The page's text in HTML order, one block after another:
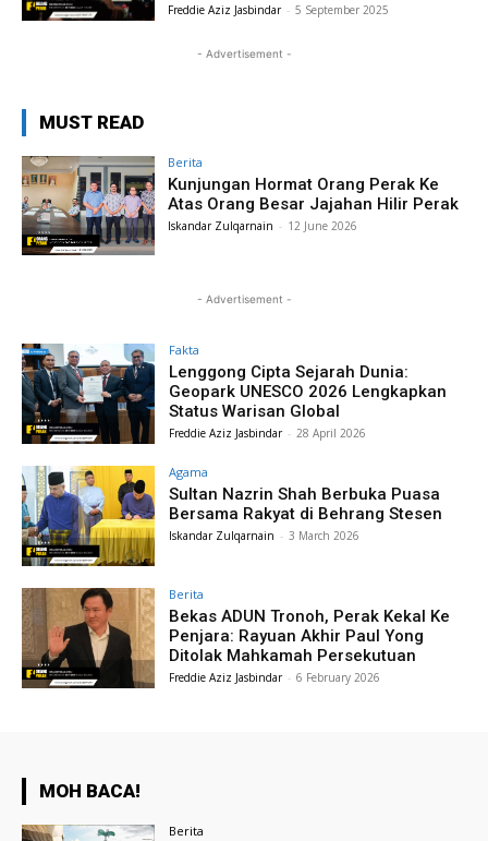
Freddie Aziz Jasbindar - 5 September 2025
- Advertisement -
MUST READ
Berita
Kunjungan Hormat Orang Perak Ke
Atas Orang Besar Jajahan Hilir Perak
Iskandar Zulqarnain - 12 June 2026
- Advertisement -
Fakta
Lenggong Cipta Sejarah Dunia:
Geopark UNESCO 2026 Lengkapkan
Status Warisan Global
Freddie Aziz Jasbindar - 28 April 2026
Agama
Sultan Nazrin Shah Berbuka Puasa
Bersama Rakyat di Behrang Stesen
Iskandar Zulqarnain - 3 March 2026
Berita
Bekas ADUN Tronoh, Perak Kekal Ke
Penjara: Rayuan Akhir Paul Yong
Ditolak Mahkamah Persekutuan
Freddie Aziz Jasbindar - 6 February 2026
MOH BACA!
Berita